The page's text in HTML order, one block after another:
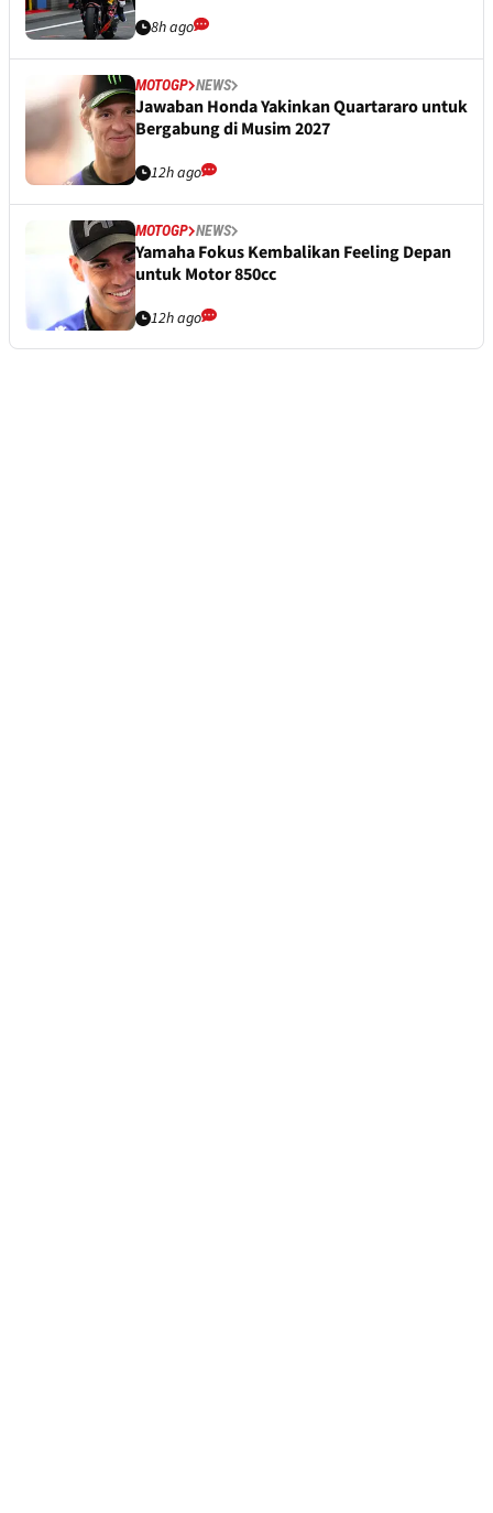
8h ago
MOTOGP NEWS
Jawaban Honda Yakinkan Quartararo untuk
Bergabung di Musim 2027
12h ago
MOTOGP NEWS
Yamaha Fokus Kembalikan Feeling Depan
untuk Motor 850cc
12h ago